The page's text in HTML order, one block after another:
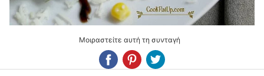
Μοιραστείτε αυτή τη συνταγή